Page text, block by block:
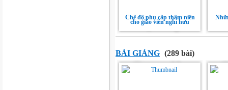
Chế độ phụ cấp thâm niên
cho giáo viên nghỉ hưu
BÀI GIẢNG (289 bài)